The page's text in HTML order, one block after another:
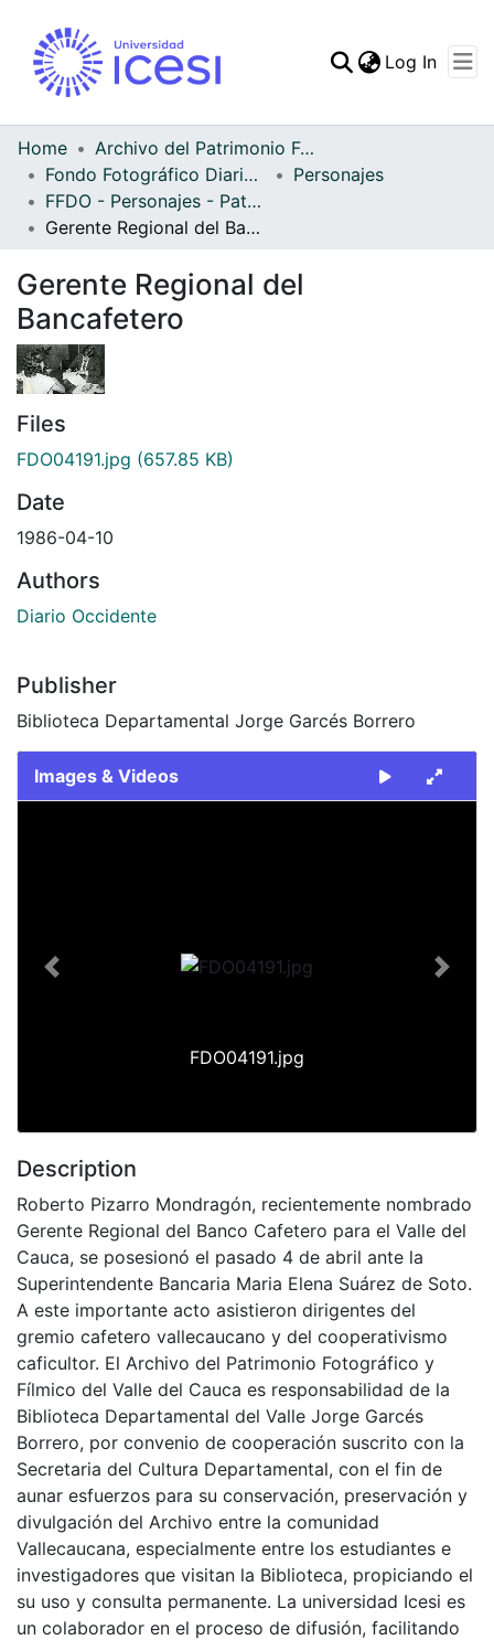
Statistics
Log In
Home
Archivo del Patrimonio Fotográfico y Fílmico del Valle del Cauca
Fondo Fotográfico Diario Occidente
Personajes
FFDO - Personajes - Patrimonial
Gerente Regional del Bancafetero
Gerente Regional del
Bancafetero
Files
FDO04191.jpg (657.85 KB)
Date
1986-04-10
Authors
Diario Occidente
Publisher
Biblioteca Departamental Jorge Garcés Borrero
Images & Videos
FDO04191.jpg
Previous Next
Description
Roberto Pizarro Mondragón, recientemente nombrado
Gerente Regional del Banco Cafetero para el Valle del
Cauca, se posesionó el pasado 4 de abril ante la
Superintendente Bancaria Maria Elena Suárez de Soto.
A este importante acto asistieron dirigentes del
gremio cafetero vallecaucano y del cooperativismo
caficultor. El Archivo del Patrimonio Fotográfico y
Fílmico del Valle del Cauca es responsabilidad de la
Biblioteca Departamental del Valle Jorge Garcés
Borrero, por convenio de cooperación suscrito con la
Secretaria del Cultura Departamental, con el fin de
aunar esfuerzos para su conservación, preservación y
divulgación del Archivo entre la comunidad
Vallecaucana, especialmente entre los estudiantes e
investigadores que visitan la Biblioteca, propiciando el
su uso y consulta permanente. La universidad Icesi es
un colaborador en el proceso de difusión, facilitando